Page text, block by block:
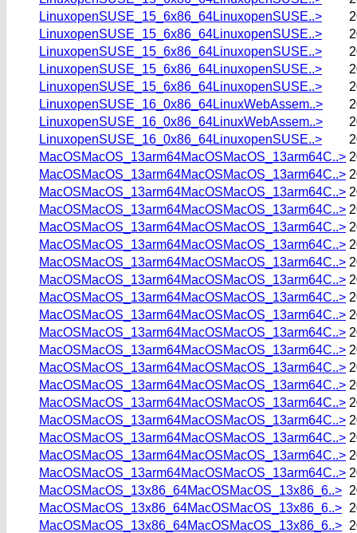
LinuxopenSUSE_15_6x86_64LinuxopenSUSE..>
LinuxopenSUSE_15_6x86_64LinuxopenSUSE..>
LinuxopenSUSE_15_6x86_64LinuxopenSUSE..>
LinuxopenSUSE_15_6x86_64LinuxopenSUSE..>
LinuxopenSUSE_15_6x86_64LinuxopenSUSE..>
LinuxopenSUSE_16_0x86_64LinuxWebAssem..>
LinuxopenSUSE_16_0x86_64LinuxWebAssem..>
LinuxopenSUSE_16_0x86_64LinuxopenSUSE..>
MacOSMacOS_13arm64MacOSMacOS_13arm64C..>
MacOSMacOS_13arm64MacOSMacOS_13arm64C..>
MacOSMacOS_13arm64MacOSMacOS_13arm64C..>
MacOSMacOS_13arm64MacOSMacOS_13arm64C..>
MacOSMacOS_13arm64MacOSMacOS_13arm64C..>
MacOSMacOS_13arm64MacOSMacOS_13arm64C..>
MacOSMacOS_13arm64MacOSMacOS_13arm64C..>
MacOSMacOS_13arm64MacOSMacOS_13arm64C..>
MacOSMacOS_13arm64MacOSMacOS_13arm64C..>
MacOSMacOS_13arm64MacOSMacOS_13arm64C..>
MacOSMacOS_13arm64MacOSMacOS_13arm64C..>
MacOSMacOS_13arm64MacOSMacOS_13arm64C..>
MacOSMacOS_13arm64MacOSMacOS_13arm64C..>
MacOSMacOS_13arm64MacOSMacOS_13arm64C..>
MacOSMacOS_13arm64MacOSMacOS_13arm64C..>
MacOSMacOS_13arm64MacOSMacOS_13arm64C..>
MacOSMacOS_13arm64MacOSMacOS_13arm64C..>
MacOSMacOS_13arm64MacOSMacOS_13arm64C..>
MacOSMacOS_13arm64MacOSMacOS_13arm64C..>
MacOSMacOS_13x86_64MacOSMacOS_13x86_6..>
MacOSMacOS_13x86_64MacOSMacOS_13x86_6..>
MacOSMacOS_13x86_64MacOSMacOS_13x86_6..>